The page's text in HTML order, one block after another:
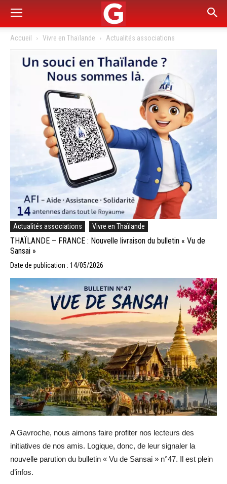
Accueil Vivre en Thaïlande Actualités associations
Actualités associations Vivre en Thaïlande
THAÏLANDE – FRANCE : Nouvelle livraison du bulletin « Vu de
Sansai »
Date de publication : 14/05/2026
A Gavroche, nous aimons faire profiter nos lecteurs des
initiatives de nos amis. Logique, donc, de leur signaler la
nouvelle parution du bulletin « Vu de Sansai » n°47. Il est plein
d’infos.